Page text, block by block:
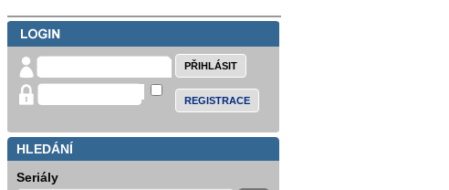
REGISTRACE
HLEDÁNÍ
Seriály